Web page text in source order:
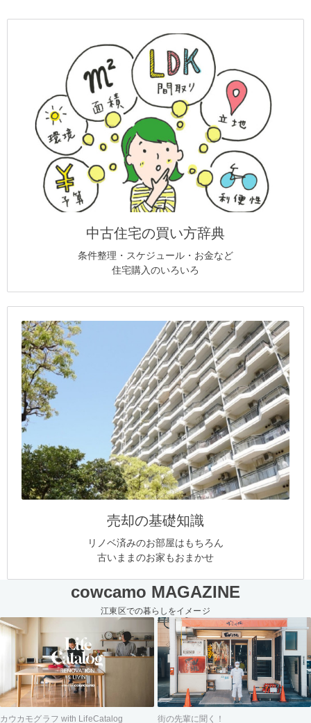
中古住宅の買い方辞典
条件整理・スケジュール・お金など
住宅購入のいろいろ
売却の基礎知識
リノベ済みのお部屋はもちろん
古いままのお家もおまかせ
cowcamo MAGAZINE
江東区での暮らしをイメージ
カウカモグラフ with LifeCatalog 街の先輩に聞く！